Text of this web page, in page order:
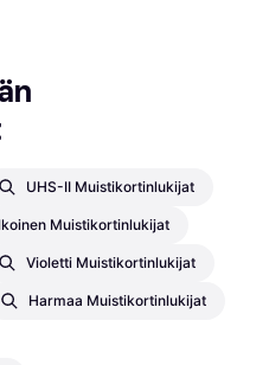
UHS-II Muistikortinlukijat
Muistikortinlukijat
Violetti Muistikortinlukijat
Harmaa Muistikortinlukijat